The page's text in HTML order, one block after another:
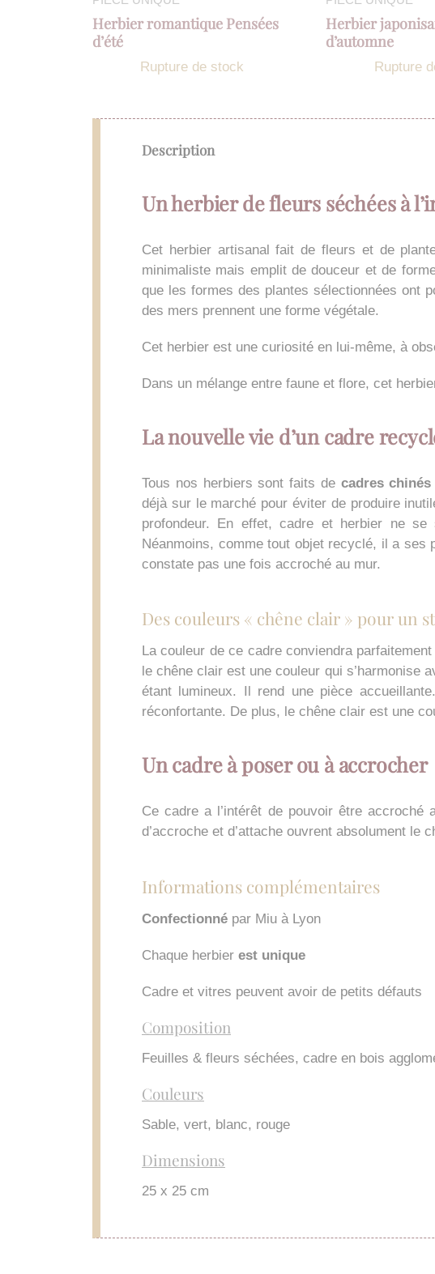
Herbier romantique Pensées
d’été
Rupture de stock
Herbier
d’automne
Rupture
Description
Un herbier de fleurs séchées à
Cet herbier artisanal fait de fleurs et de
minimaliste mais emplit de douceur et de
que les formes des plantes sélectionnées ont
des mers prennent une forme végétale.
Cet herbier est une curiosité en lui-même, à
Dans un mélange entre faune et flore, cet
La nouvelle vie d’un cadre
Tous nos herbiers sont faits decadres chinés
déjà sur le marché pour éviter de produire
profondeur. En effet, cadre et herbier ne
Néanmoins, comme tout objet recyclé, il a ses
constate pas une fois accroché au mur.
Des couleurs « chêne clair » pour un
La couleur de ce cadre conviendra
le chêne clair est une couleur qui
étant lumineux. Il rend une pièce
réconfortante. De plus, le chêne clair est une
Un cadre à poser ou à accrocher
Ce cadre a l’intérêt de pouvoir être accroché
d’accroche et d’attache ouvrent absolument le
Informations complémentaires
Confectionné par Miu à Lyon
Chaque herbier est unique
Cadre et vitres peuvent avoir de petits défauts
Composition
Feuilles & fleurs séchées, cadre en bois
Couleurs
Sable, vert, blanc, rouge
Dimensions
25 x 25 cm